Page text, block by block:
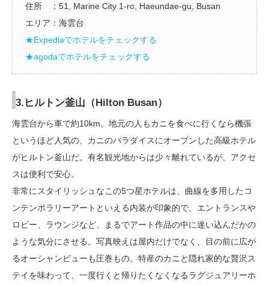
住所 ：51, Marine City 1-ro, Haeundae-gu, Busan
エリア：海雲台
★Expediaでホテルをチェックする
★agodaでホテルをチェックする
3.ヒルトン釜山（Hilton Busan）
海雲台から車で約10km。地元の人もカニを食べに行くなら機張
というほど人気の、カニのパラダイスにオープンした高級ホテル
がヒルトン釜山だ。有名観光地からは少々離れているが、アクセ
スは便利で安心。
非常にスタイリッシュなこの5つ星ホテルは、曲線を多用したコ
ンテンポラリーアートといえる内装が印象的で、エントランスや
ロビー、ラウンジなど、まるでアート作品の中に迷い込んだかの
ような気分にさせる。写真映えは屋内だけでなく、目の前に広が
るオーシャンビューも圧巻もの。特産のカニと隠れ家的な贅沢ス
テイを味わって、一度行くと帰りたくなくなるラグジュアリーホ